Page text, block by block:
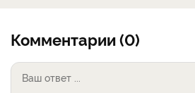
Комментарии (0)